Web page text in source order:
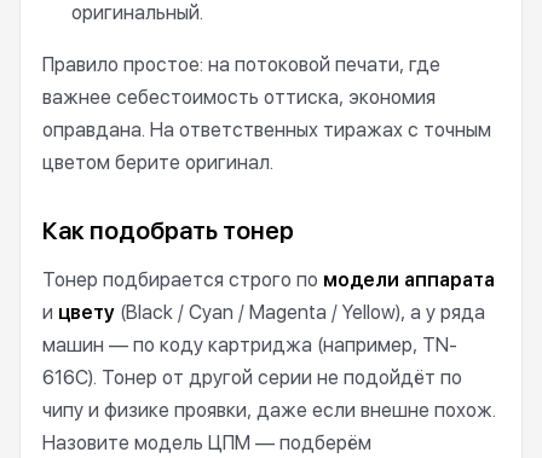
оригинальный.
Правило простое: на потоковой печати, где
важнее себестоимость оттиска, экономия
оправдана. На ответственных тиражах с точным
цветом берите оригинал.
Как подобрать тонер
Тонер подбирается строго по модели аппарата
и цвету (Black / Cyan / Magenta / Yellow), а у ряда
машин — по коду картриджа (например, TN-
616C). Тонер от другой серии не подойдёт по
чипу и физике проявки, даже если внешне похож.
Назовите модель ЦПМ — подберём